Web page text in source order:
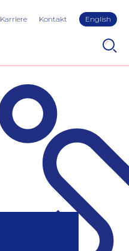
Karriere Kontakt English